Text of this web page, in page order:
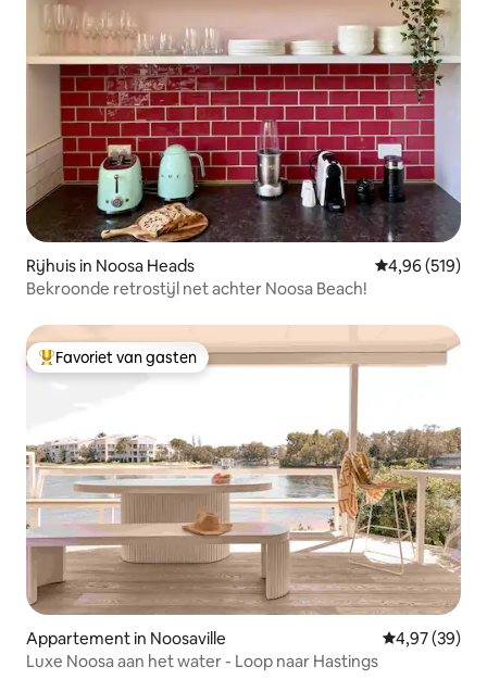
Rijhuis in Noosa Heads Gemiddelde
4,96 (519)
Bekroonde retrostijl net achter Noosa Beach!
Topfavoriet van gasten
Favoriet van gasten
Appartement in Noosaville Gemiddelde
4,97 (39)
Luxe Noosa aan het water - Loop naar Hastings